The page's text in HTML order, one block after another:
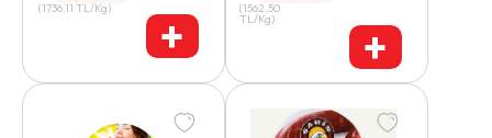
(1736.11 TL/Kg) + (1562.50
TL/Kg) +